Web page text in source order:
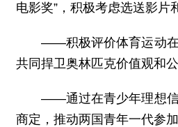
电影奖”，积极考虑选送影
——积极评价体育运动在
共同捍卫奥林匹克价值观和
——通过在青少年理想信
商定，推动两国青年一代参